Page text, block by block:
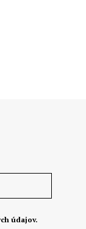
údajov.